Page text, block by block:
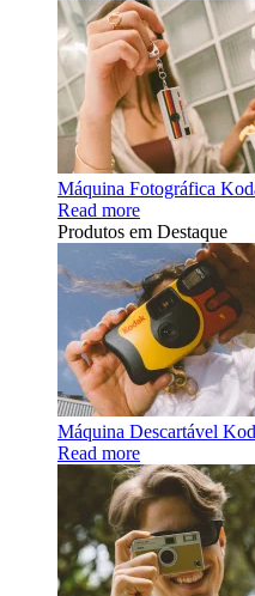
Máquina Fotográfica
Read more
Produtos em Destaque
Máquina Descartável
Read more